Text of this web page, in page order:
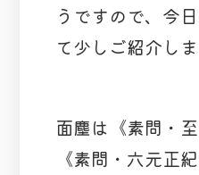
うですので、今
て少しご紹介しま
面塵は《素問・
《素問・六元正